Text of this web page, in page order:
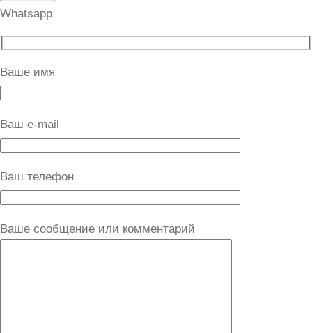
Whatsapp
Ваше имя
Ваш e-mail
Ваш телефон
Ваше сообщение или комментарий